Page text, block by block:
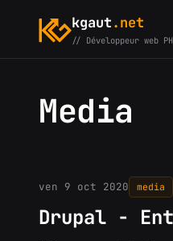
kgaut.net
// Développeur web
Media
ven 9 oct 2020 media
Drupal -